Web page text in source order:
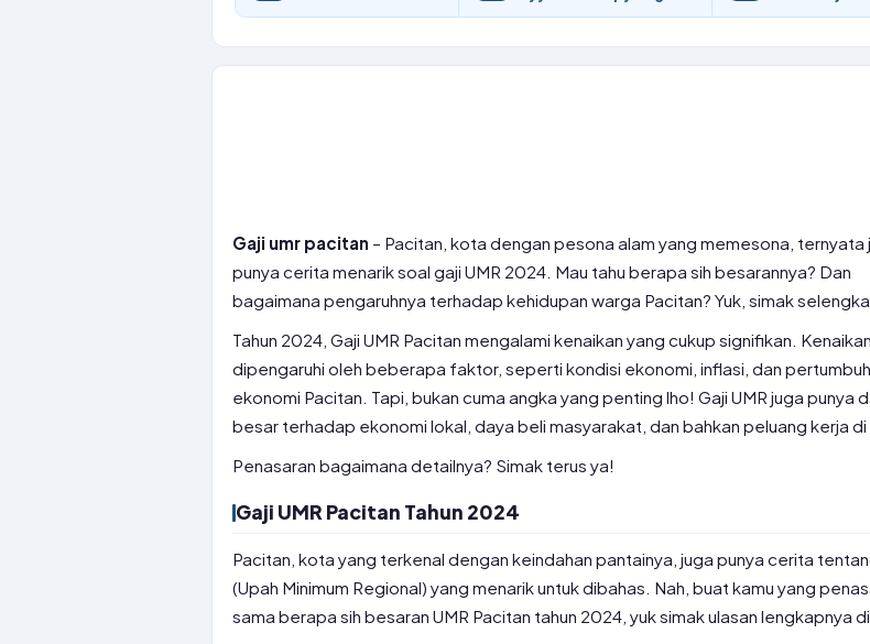
Gaji umr pacitan – Pacitan, kota dengan pesona alam yang memesona, ternyata
punya cerita menarik soal gaji UMR 2024. Mau tahu berapa sih besarannya? Dan
bagaimana pengaruhnya terhadap kehidupan warga Pacitan? Yuk, simak
Tahun 2024, Gaji UMR Pacitan mengalami kenaikan yang cukup signifikan.
dipengaruhi oleh beberapa faktor, seperti kondisi ekonomi, inflasi, dan
ekonomi Pacitan. Tapi, bukan cuma angka yang penting lho! Gaji UMR juga punya
besar terhadap ekonomi lokal, daya beli masyarakat, dan bahkan peluang kerja di
Penasaran bagaimana detailnya? Simak terus ya!
Gaji UMR Pacitan Tahun 2024
Pacitan, kota yang terkenal dengan keindahan pantainya, juga punya cerita
(Upah Minimum Regional) yang menarik untuk dibahas. Nah, buat kamu yang
sama berapa sih besaran UMR Pacitan tahun 2024, yuk simak ulasan lengkapnya di